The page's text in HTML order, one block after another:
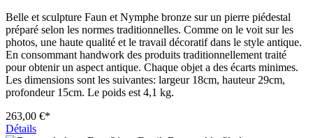
Belle et sculpture Faun et Nymphe bronze sur un pierre piédestal
préparé selon les normes traditionnelles. Comme on le voit sur les
photos, une haute qualité et le travail décoratif dans le style antique.
En consommant handwork des produits traditionnellement traité
pour obtenir un aspect antique. Chaque objet a des écarts minimes.
Les dimensions sont les suivantes: largeur 18cm, hauteur 29cm,
profondeur 15cm. Le poids est 4,1 kg.
263,00 €*
Détails